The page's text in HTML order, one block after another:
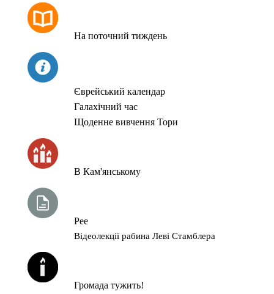
На поточний тиждень
Єврейський календар
Галахічний час
Щоденне вивчення Тори
В Кам'янському
Рее
Відеолекції рабина Леві Стамблера
Громада тужить!